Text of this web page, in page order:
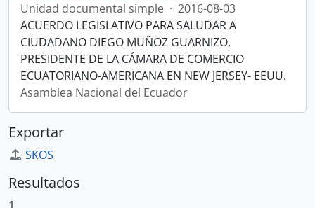
Unidad documental simple · 2016-08-03
ACUERDO LEGISLATIVO PARA SALUDAR A
CIUDADANO DIEGO MUÑOZ GUARNIZO,
PRESIDENTE DE LA CÁMARA DE COMERCIO
ECUATORIANO-AMERICANA EN NEW JERSEY- EEUU.
Asamblea Nacional del Ecuador
Exportar
SKOS
Resultados